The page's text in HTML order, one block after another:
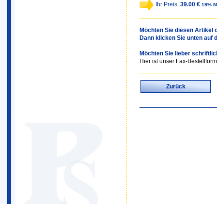
Ihr Preis: 39.00 € 19%
Möchten Sie diesen Artikel
Dann klicken Sie unten auf
Möchten Sie lieber
Hier ist unser Fax-
Zurück